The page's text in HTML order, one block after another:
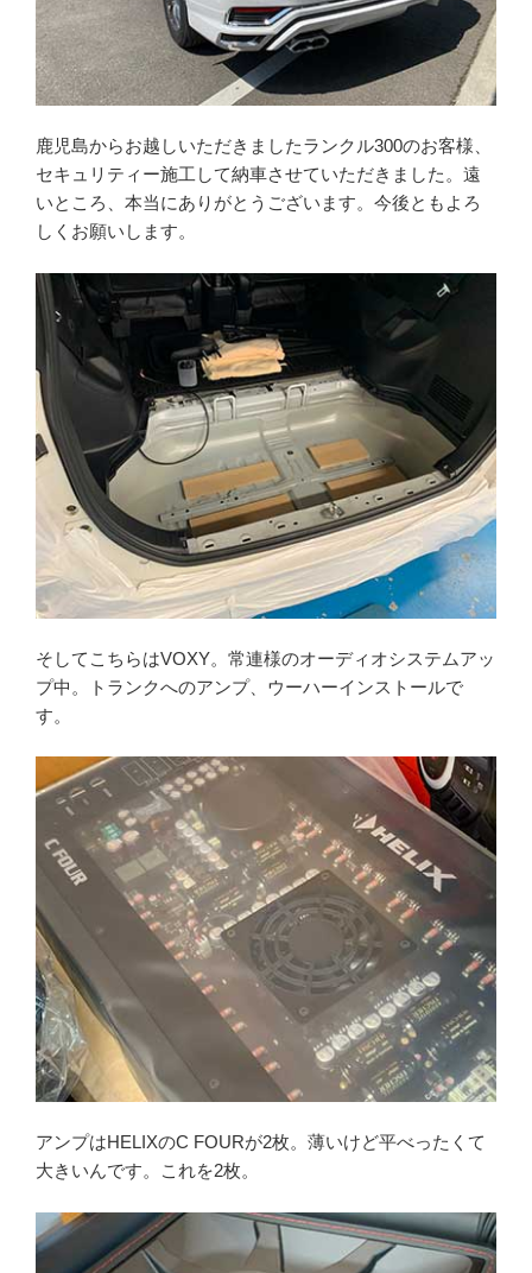
鹿児島からお越しいただきましたランクル300のお客様、
セキュリティー施工して納車させていただきました。遠
いところ、本当にありがとうございます。今後ともよろ
しくお願いします。
そしてこちらはVOXY。常連様のオーディオシステムアッ
プ中。トランクへのアンプ、ウーハーインストールで
す。
アンプはHELIXのC FOURが2枚。薄いけど平べったくて
大きいんです。これを2枚。